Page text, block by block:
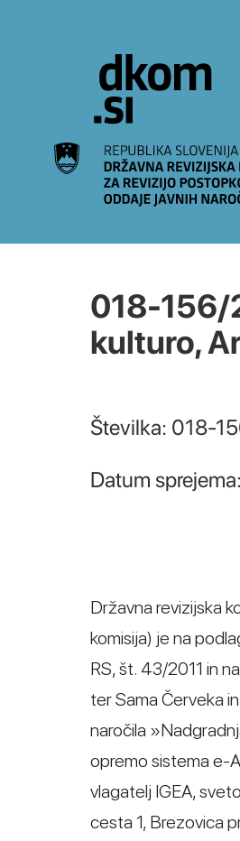
018-156/
kulturo,
Številka: 018-
Datum
Državna revizijska
komisija) je na
RS, št. 43/2011 in
ter Sama Červeka
naročila
opremo sistema e-
vlagatelj IGEA,
cesta 1, Brezovica